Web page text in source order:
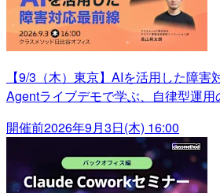
【9/3（木）東京】AIを活用した障害
Agentライブデモで学ぶ、自律型運用
開催前2026年9月3日(木) 16:00